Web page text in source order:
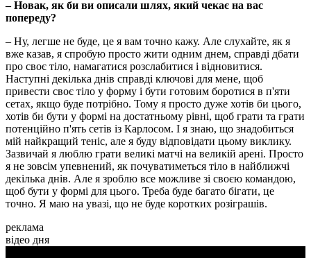
– Новак, як би ви описали шлях, який чекає на вас
попереду?
– Ну, легше не буде, це я вам точно кажу. Але слухайте, як я
вже казав, я спробую просто жити одним днем, справді дбати
про своє тіло, намагатися розслабитися і відновитися.
Наступні декілька днів справді ключові для мене, щоб
привести своє тіло у форму і бути готовим боротися в п'яти
сетах, якщо буде потрібно. Тому я просто дуже хотів би цього,
хотів би бути у формі на достатньому рівні, щоб грати та грати
потенційно п'ять сетів із Карлосом. І я знаю, що знадобиться
мій найкращий теніс, але я буду відповідати цьому виклику.
Зазвичай я люблю грати великі матчі на великій арені. Просто
я не зовсім упевнений, як почуватиметься тіло в найближчі
декілька днів. Але я зроблю все можливе зі своєю командою,
щоб бути у формі для цього. Треба буде багато бігати, це
точно. Я маю на увазі, що не буде коротких розіграшів.
реклама
відео дня